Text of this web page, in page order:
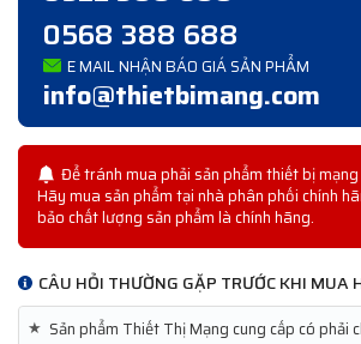
0568 388 688
E MAIL NHẬN BÁO GIÁ SẢN PHẨM
info@thietbimang.com
Để tránh mua phải sản phẩm thiết bị
Hãy mua sản phẩm tại nhà phân phối chính
bảo chất lượng sản phẩm là chính hãng.
CÂU HỎI THƯỜNG GẶP TRƯỚC KHI MUA
★ Sản phẩm Thiết Thị Mạng cung cấp có phải